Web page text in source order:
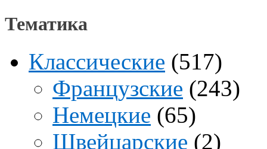
Тематика
Классические (517)
Французские (243)
Немецкие (65)
Швейцарские (2)